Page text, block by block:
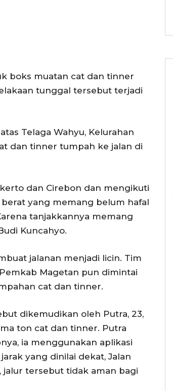
boks muatan cat dan tinner
tunggal tersebut terjadi
Telaga Wahyu, Kelurahan
dan tinner tumpah ke jalan di
dan Cirebon dan mengikuti
yang memang belum hafal
tanjakkannya memang
Kuncahyo.
jalanan menjadi licin. Tim
Magetan pun dimintai
cat dan tinner.
dikemudikan oleh Putra, 23,
ton cat dan tinner. Putra
ia menggunakan aplikasi
yang dinilai dekat, Jalan
jalur tersebut tidak aman bagi